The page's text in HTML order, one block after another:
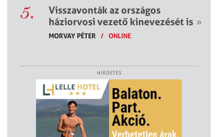
5.
Visszavonták az országos
háziorvosi vezető kinevezését is »
MORVAY PÉTER / ONLINE
HIRDETÉS